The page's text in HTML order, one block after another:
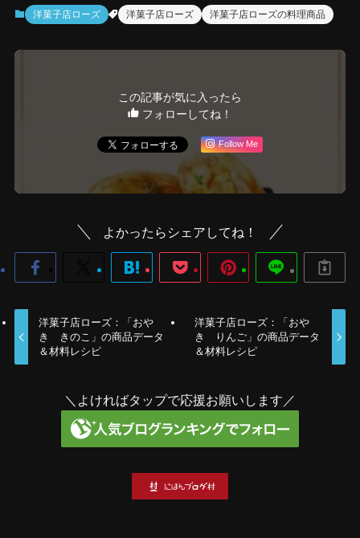
洋菓子店ローズ 洋菓子店ローズ 洋菓子店ローズの料理商品
この記事が気に入ったら
フォローしてね！
Follow Me
よかったらシェアしてね！
洋菓子店ローズ：「おや
き きのこ」の商品データ
＆材料レシピ
洋菓子店ローズ：「おや
き りんご」の商品データ
＆材料レシピ
＼よければタップで応援お願いします／